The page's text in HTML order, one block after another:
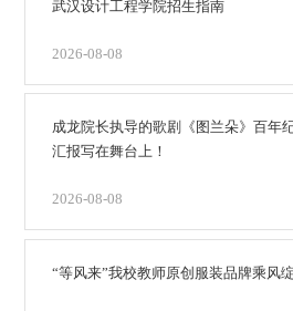
武汉设计工程学院招生指南
2026-08-08
成龙院长执导的歌剧《图兰朵》百年
汇报写在舞台上！
2026-08-08
“等风来”我校教师原创服装品牌乘风